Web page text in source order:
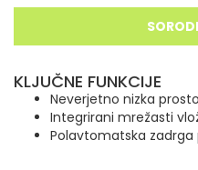
KLJUČNE FUNKCIJE
Neverjetno nizka
Integrirani mrežasti
Polavtomatska